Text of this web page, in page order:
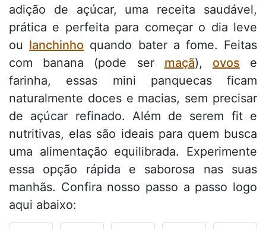
adição de açúcar, uma receita saudável,
prática e perfeita para começar o dia leve
ou lanchinho quando bater a fome. Feitas
com banana (pode ser maçã), ovos e
farinha, essas mini panquecas ficam
naturalmente doces e macias, sem precisar
de açúcar refinado. Além de serem fit e
nutritivas, elas são ideais para quem busca
uma alimentação equilibrada. Experimente
essa opção rápida e saborosa nas suas
manhãs. Confira nosso passo a passo logo
aqui abaixo: